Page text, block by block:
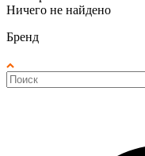
Ничего не найдено
Бренд